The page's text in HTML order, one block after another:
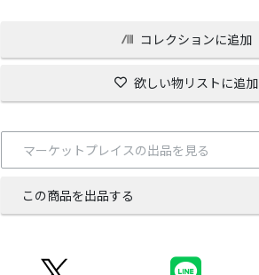
コレクションに追加
欲しい物リストに追加
マーケットプレイスの出品を見る
この商品を出品する